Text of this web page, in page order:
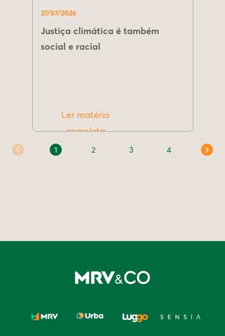
27/07/2026
Justiça climática é também
social e racial
Ler matéria
completa
1 2 3 4